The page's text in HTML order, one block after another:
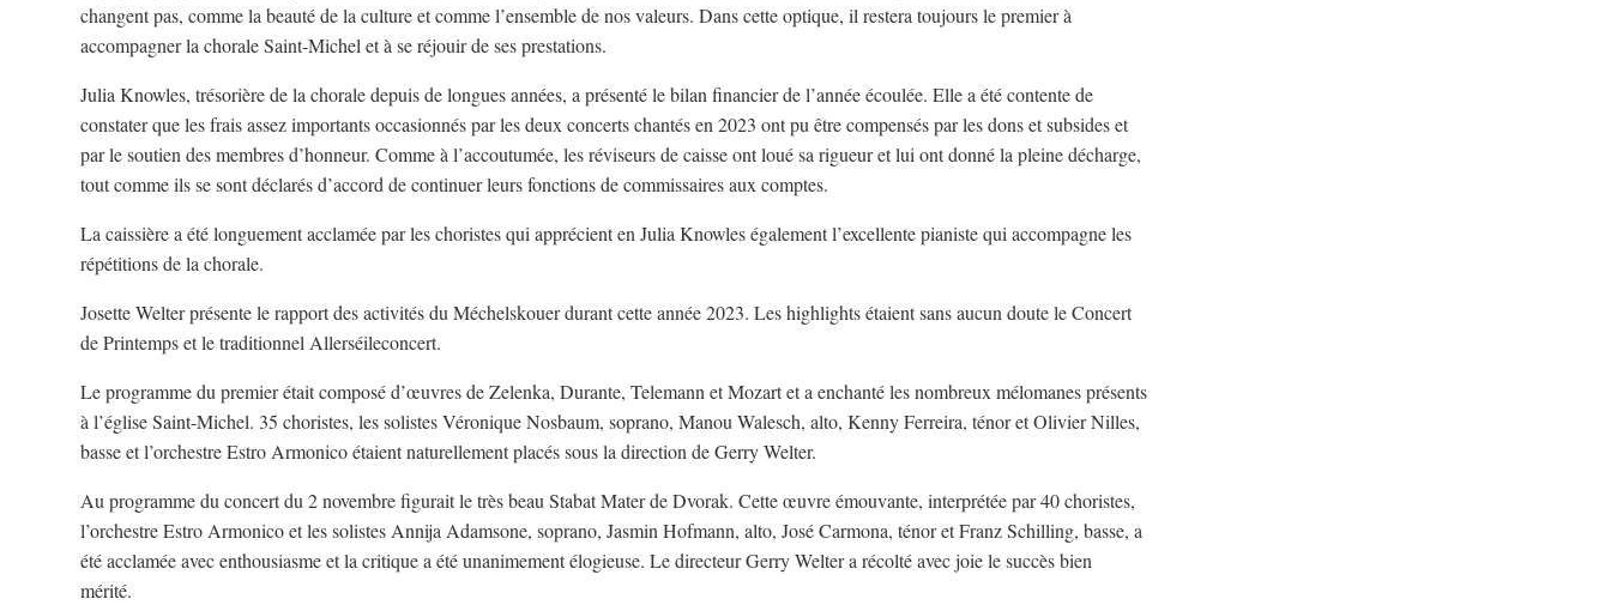
changent pas, comme la beauté de la culture et comme l’ensemble de nos valeurs. Dans cette optique, il restera toujours le premier à
accompagner la chorale Saint-Michel et à se réjouir de ses prestations.
Julia Knowles, trésorière de la chorale depuis de longues années, a présenté le bilan financier de l’année écoulée. Elle a été contente de
constater que les frais assez importants occasionnés par les deux concerts chantés en 2023 ont pu être compensés par les dons et subsides et
par le soutien des membres d’honneur. Comme à l’accoutumée, les réviseurs de caisse ont loué sa rigueur et lui ont donné la pleine décharge,
tout comme ils se sont déclarés d’accord de continuer leurs fonctions de commissaires aux comptes.
La caissière a été longuement acclamée par les choristes qui apprécient en Julia Knowles également l’excellente pianiste qui accompagne les
répétitions de la chorale.
Josette Welter présente le rapport des activités du Méchelskouer durant cette année 2023. Les highlights étaient sans aucun doute le Concert
de Printemps et le traditionnel Allerséileconcert.
Le programme du premier était composé d’œuvres de Zelenka, Durante, Telemann et Mozart et a enchanté les nombreux mélomanes présents
à l’église Saint-Michel. 35 choristes, les solistes Véronique Nosbaum, soprano, Manou Walesch, alto, Kenny Ferreira, ténor et Olivier Nilles,
basse et l’orchestre Estro Armonico étaient naturellement placés sous la direction de Gerry Welter.
Au programme du concert du 2 novembre figurait le très beau Stabat Mater de Dvorak. Cette œuvre émouvante, interprétée par 40 choristes,
l’orchestre Estro Armonico et les solistes Annija Adamsone, soprano, Jasmin Hofmann, alto, José Carmona, ténor et Franz Schilling, basse, a
été acclamée avec enthousiasme et la critique a été unanimement élogieuse. Le directeur Gerry Welter a récolté avec joie le succès bien
mérité.